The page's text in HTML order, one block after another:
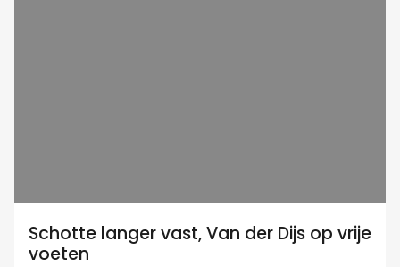
Schotte langer vast, Van der Dijs op vrije
voeten